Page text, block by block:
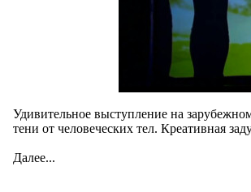
Удивительное выступление на
тени от человеческих тел. Креативная
Далее...